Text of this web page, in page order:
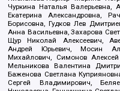
Чуркина Наталья Валерьевна,
Екатерина Александровна,
Борисовна, Гудков Лев
Анна Васильевна, Захарова
Щур Николай Алексеевич,
Андрей Юрьевич, Мосин
Михайлович, Симонов
Мельникова Валентина
Баженова Светлана
Сергей Владимирович,